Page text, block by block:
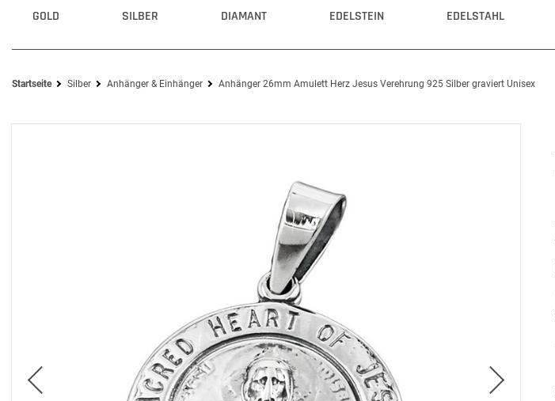
GOLD SILBER DIAMANT EDELSTEIN EDELSTAHL
Startseite Silber Anhänger & Einhänger Anhänger 26mm Amulett Herz Jesus Verehrung 925 Silber graviert Unisex